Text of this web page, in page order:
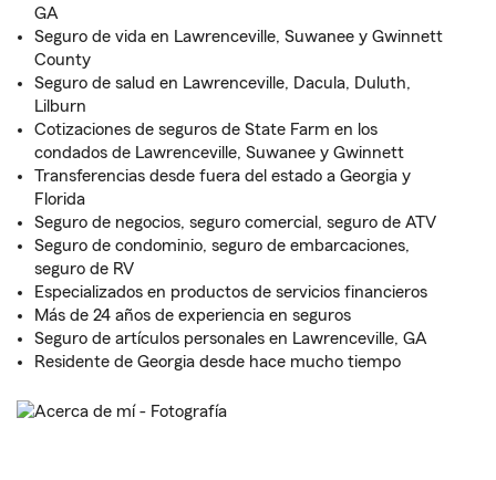
GA
Seguro de vida en Lawrenceville, Suwanee y Gwinnett
County
Seguro de salud en Lawrenceville, Dacula, Duluth,
Lilburn
Cotizaciones de seguros de State Farm en los
condados de Lawrenceville, Suwanee y Gwinnett
Transferencias desde fuera del estado a Georgia y
Florida
Seguro de negocios, seguro comercial, seguro de ATV
Seguro de condominio, seguro de embarcaciones,
seguro de RV
Especializados en productos de servicios financieros
Más de 24 años de experiencia en seguros
Seguro de artículos personales en Lawrenceville, GA
Residente de Georgia desde hace mucho tiempo